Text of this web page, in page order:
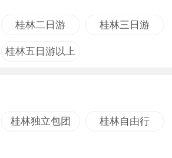
桂林二日游 桂林三日游
桂林五日游以上
桂林独立包团 桂林自由行